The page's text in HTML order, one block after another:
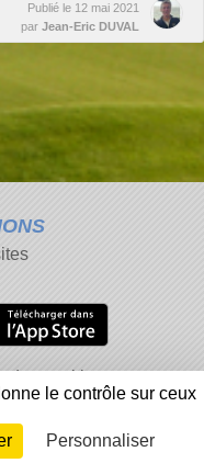
Publié le 12 mai 2021
par Jean-Eric DUVAL
des cookies
contenu inapproprié
Connexion
le contrôle sur ceux
Personnaliser